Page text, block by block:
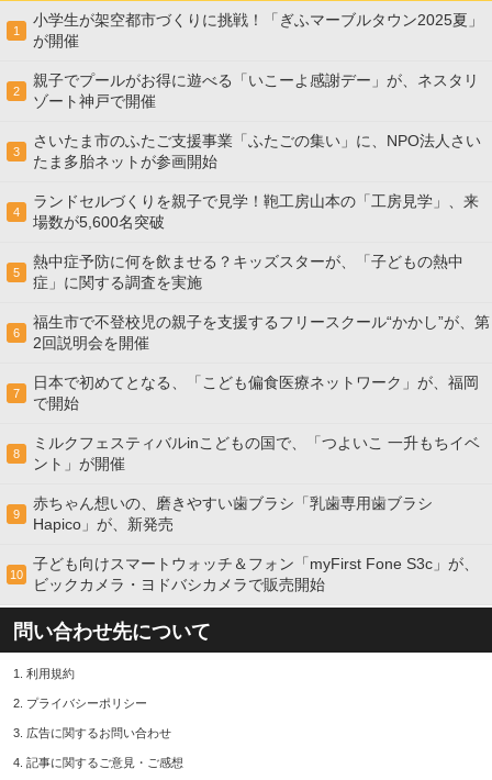
1
小学生が架空都市づくりに挑戦！「ぎふマーブルタウン2025夏」
が開催
2
親子でプールがお得に遊べる「いこーよ感謝デー」が、ネスタリ
ゾート神戸で開催
3
さいたま市のふたご支援事業「ふたごの集い」に、NPO法人さい
たま多胎ネットが参画開始
4
ランドセルづくりを親子で見学！鞄工房山本の「工房見学」、来
場数が5,600名突破
5
熱中症予防に何を飲ませる？キッズスターが、「子どもの熱中
症」に関する調査を実施
6
福生市で不登校児の親子を支援するフリースクール“かかし”が、第
2回説明会を開催
7
日本で初めてとなる、「こども偏食医療ネットワーク」が、福岡
で開始
8
ミルクフェスティバルinこどもの国で、「つよいこ 一升もちイベ
ント」が開催
9
赤ちゃん想いの、磨きやすい歯ブラシ「乳歯専用歯ブラシ
Hapico」が、新発売
10
子ども向けスマートウォッチ＆フォン「myFirst Fone S3c」が、
ビックカメラ・ヨドバシカメラで販売開始
問い合わせ先について
1. 利用規約
2. プライバシーポリシー
3. 広告に関するお問い合わせ
4. 記事に関するご意見・ご感想